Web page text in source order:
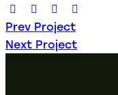
Prev Project
Next Project